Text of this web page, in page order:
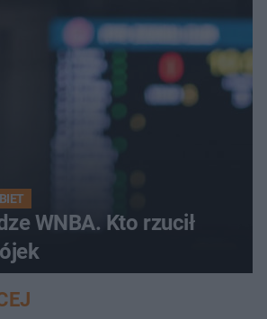
WNBA. Kto rzucił